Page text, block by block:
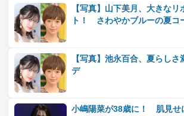
【写真】山下美月、大きなリ
ト！ さわやかブルーの夏コ
【写真】池永百合、夏らし
デ
小嶋陽菜が38歳に！ 肌見せ